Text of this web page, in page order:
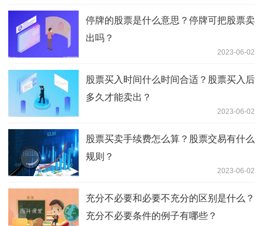
停牌的股票是什么意思？停牌可把股票卖
出吗？
2023-06-02
股票买入时间什么时间合适？股票买入后
多久才能卖出？
2023-06-02
股票买卖手续费怎么算？股票交易有什么
规则？
2023-06-02
充分不必要和必要不充分的区别是什么？
充分不必要条件的例子有哪些？